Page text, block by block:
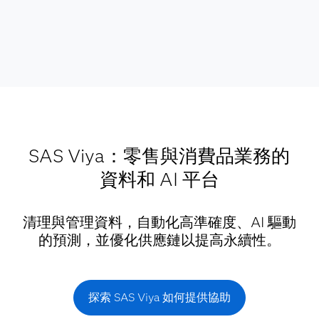
SAS Viya：零售與消費品業務的
資料和 AI 平台
清理與管理資料，自動化高準確度、AI 驅動
的預測，並優化供應鏈以提高永續性。
探索 SAS Viya 如何提供協助